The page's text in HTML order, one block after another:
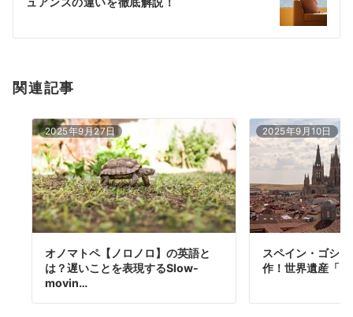
ン
関連記事
2025年9月27日
オノマトペ【ノロノロ】の英語と
は？遅いことを表現するSlow-
movin…
2025年9月10日
スペイン・ゴシ
作！世界遺産「